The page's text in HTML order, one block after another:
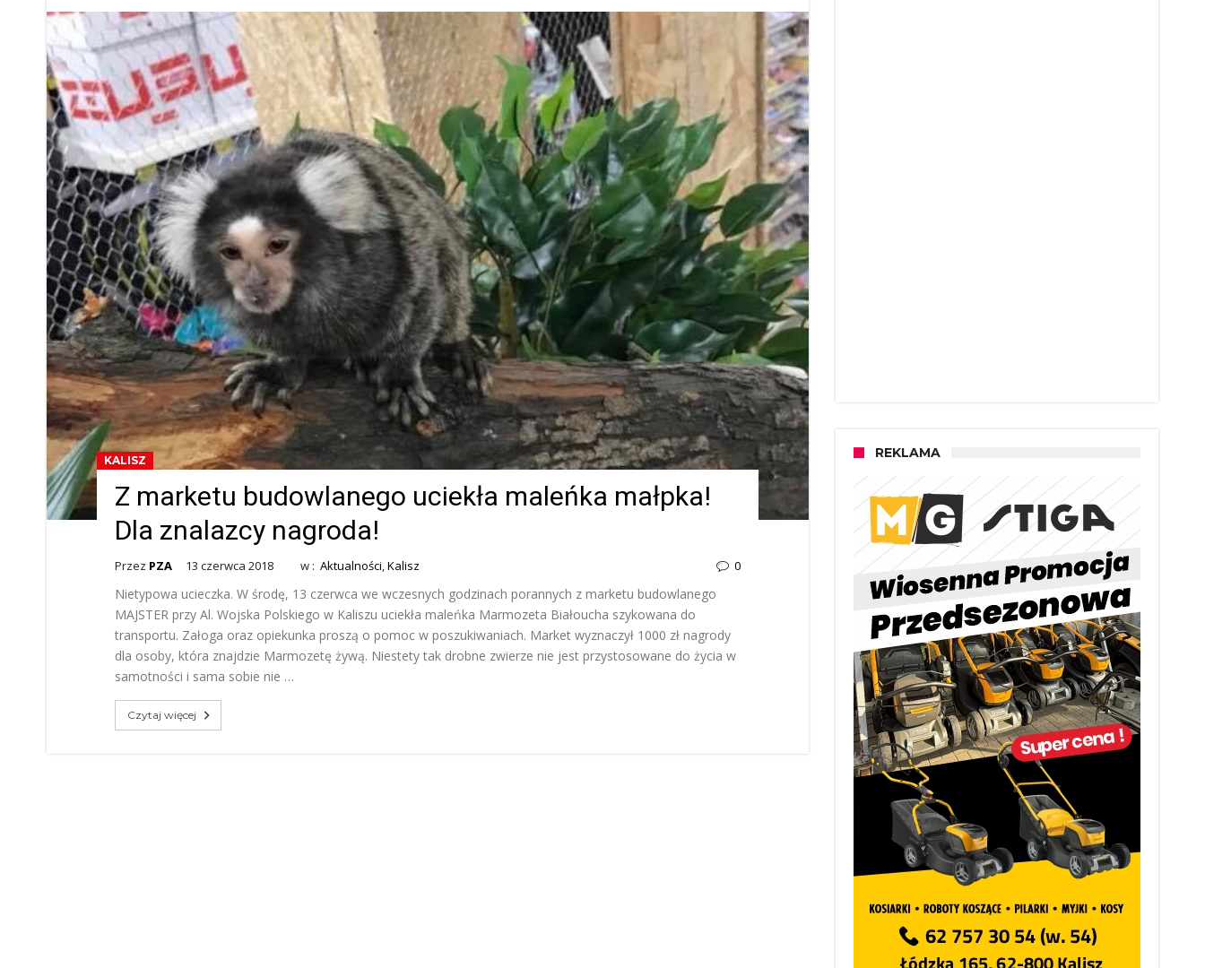
KALISZ
Z marketu budowlanego uciekła maleńka małpka!
Dla znalazcy nagroda!
Przez PZA 13 czerwca 2018 w : Aktualności,Kalisz 0
Nietypowa ucieczka. W środę, 13 czerwca we wczesnych godzinach porannych z marketu budowlanego
MAJSTER przy Al. Wojska Polskiego w Kaliszu uciekła maleńka Marmozeta Białoucha szykowana do
transportu. Załoga oraz opiekunka proszą o pomoc w poszukiwaniach. Market wyznaczył 1000 zł nagrody
dla osoby, która znajdzie Marmozetę żywą. Niestety tak drobne zwierze nie jest przystosowane do życia w
samotności i sama sobie nie …
Czytaj więcej
REKLAMA